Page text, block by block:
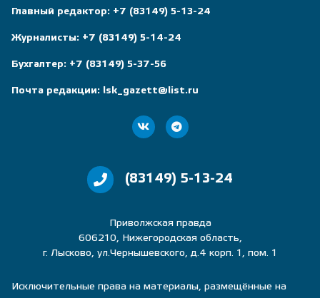
Главный редактор: +7 (83149) 5-13-24
Журналисты: +7 (83149) 5-14-24
Бухгалтер: +7 (83149) 5-37-56
Почта редакции: lsk_gazett@list.ru
(83149) 5-13-24
Приволжская правда
606210, Нижегородская область,
г. Лысково, ул.Чернышевского, д.4 корп. 1, пом. 1
Исключительные права на материалы, размещённые на